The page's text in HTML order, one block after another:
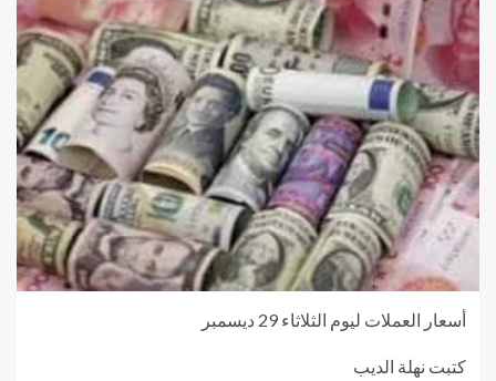
أسعار العملات ليوم الثلاثاء 29 ديسمبر
كتبت نهلة الديب